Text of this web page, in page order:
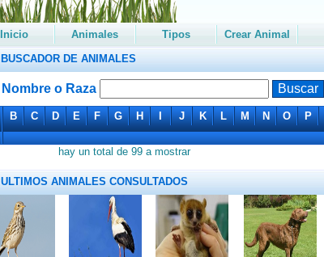
Inicio Animales Tipos Crear Animal
BUSCADOR DE ANIMALES
Nombre o Raza
B C D E F G H I J K L M N O P
hay un total de 99 a mostrar
ULTIMOS ANIMALES CONSULTADOS